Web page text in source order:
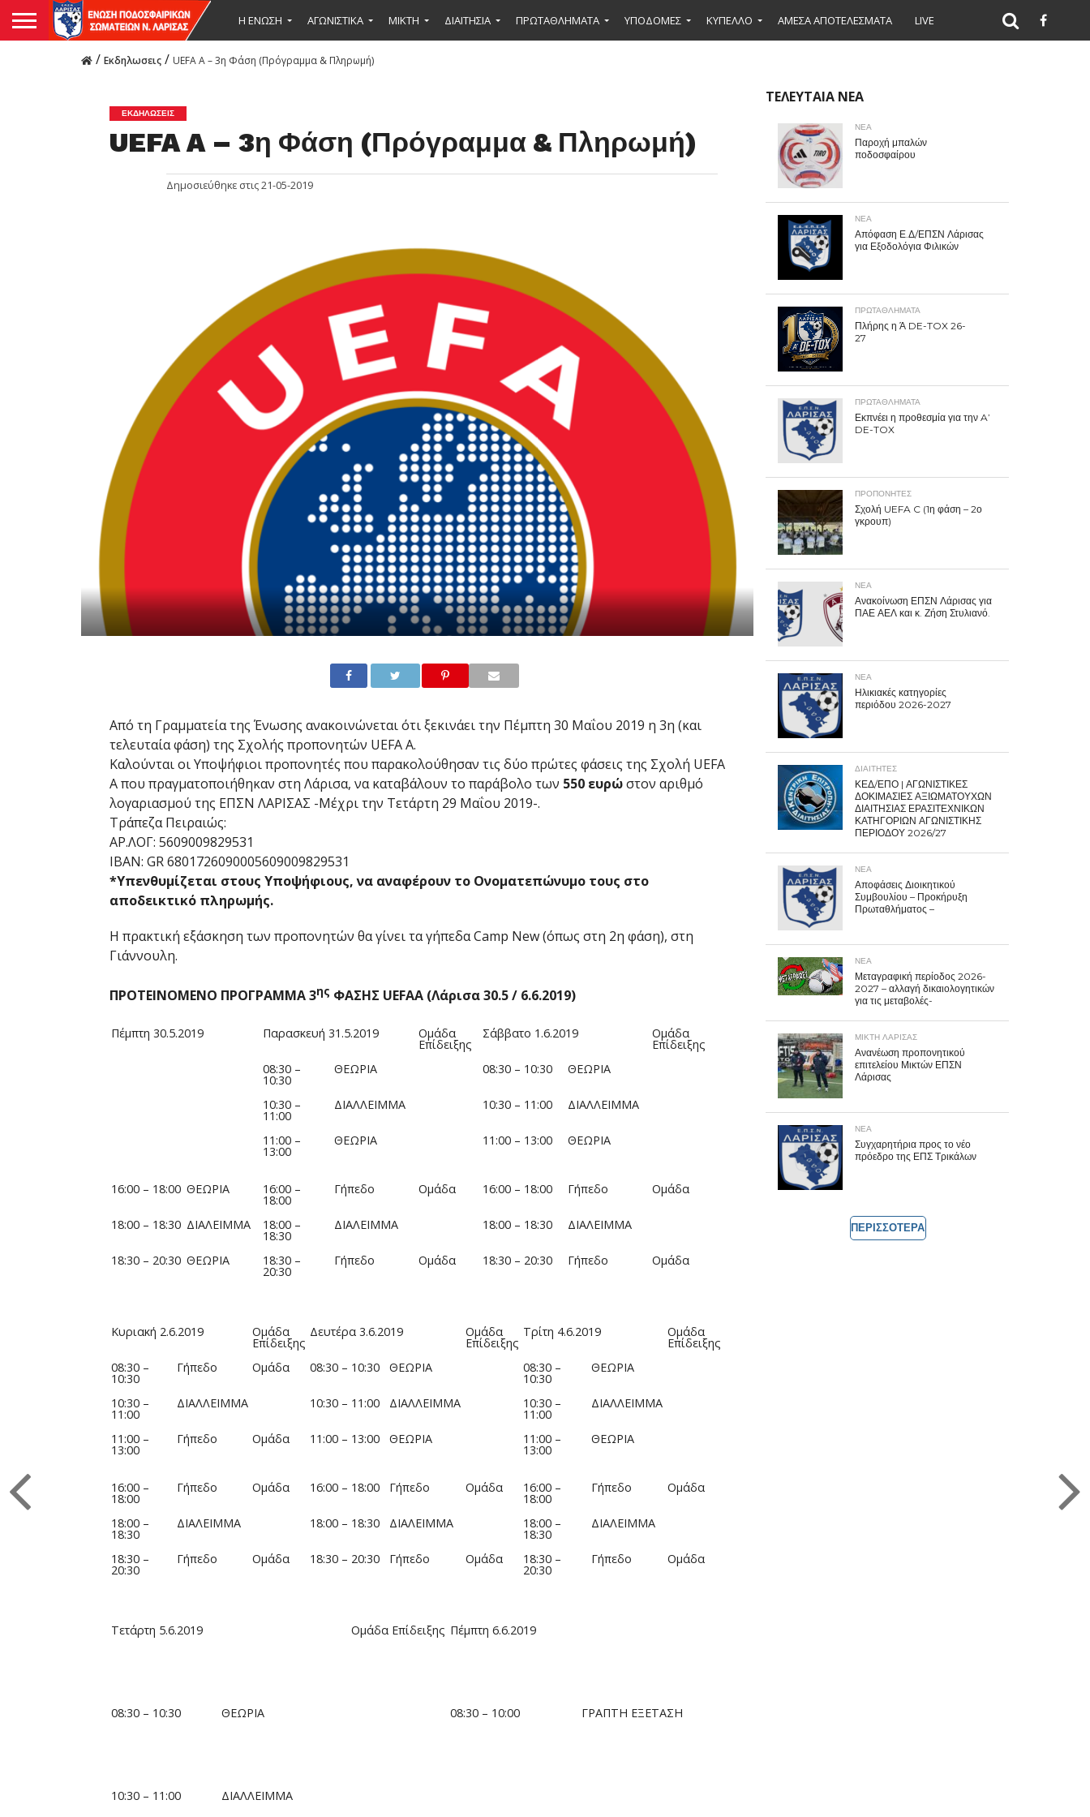
Η ΕΝΩΣΗ ΑΓΩΝΙΣΤΙΚΑ ΜΙΚΤΉ ΔΙΑΙΤΗΣΙΑ ΠΡΩΤΑΘΛΗΜΑΤΑ ΥΠΟΔΟΜΕΣ ΚΥΠΕΛΛΟ ΑΜΕΣΑ ΑΠΟΤΕΛΕΣΜΑΤΑ LIVE
/ Εκδηλωσεις / UEFA A – 3η Φάση (Πρόγραμμα & Πληρωμή)
ΕΚΔΗΛΩΣΕΙΣ
UEFA A – 3η Φάση (Πρόγραμμα & Πληρωμή)
Δημοσιεύθηκε στις21-05-2019
Από τη Γραμματεία της Ένωσης ανακοινώνεται ότι ξεκινάει την Πέμπτη 30 Μαΐου 2019 η 3η (και
τελευταία φάση) της Σχολής προπονητών UEFA A.
Καλούνται οι Υποψήφιοι προπονητές που παρακολούθησαν τις δύο πρώτες φάσεις της Σχολή UEFΑ
Α που πραγματοποιήθηκαν στη Λάρισα, να καταβάλουν το παράβολο των 550 ευρώστον αριθμό
λογαριασμού της ΕΠΣΝ ΛΑΡΙΣΑΣ -Μέχρι την Τετάρτη 29 Μαΐου 2019-.
Τράπεζα Πειραιώς:
ΑΡ.ΛΟΓ: 5609009829531
ΙΒΑΝ: GR 6801726090005609009829531
*Υπενθυμίζεται στους Υποψήφιους, να αναφέρουν το Ονοματεπώνυμο τους στο
αποδεικτικό πληρωμής.
Η πρακτική εξάσκηση των προπονητών θα γίνει τα γήπεδα Camp New (όπως στη 2η φάση), στη
Γιάννουλη.
ΠΡΟΤΕΙΝΟΜΕΝΟ ΠΡΟΓΡΑΜΜΑ 3ης ΦΑΣΗΣ UEFAA (Λάρισα 30.5 / 6.6.2019)
Πέμπτη 30.5.2019 Παρασκευή 31.5.2019 Ομάδα
Επίδειξης
Σάββατο 1.6.2019 Ομάδα
Επίδειξης
08:30 –
10:30
ΘΕΩΡΙΑ 08:30 – 10:30 ΘΕΩΡΙΑ
10:30 –
11:00
ΔΙΑΛΛΕΙΜΜΑ 10:30 – 11:00 ΔΙΑΛΛΕΙΜΜΑ
11:00 –
13:00
ΘΕΩΡΙΑ 11:00 – 13:00 ΘΕΩΡΙΑ
16:00 – 18:00 ΘΕΩΡΙΑ 16:00 –
18:00
Γήπεδο Ομάδα 16:00 – 18:00 Γήπεδο Ομάδα
18:00 – 18:30 ΔΙΑΛΕΙΜΜΑ 18:00 –
18:30
ΔΙΑΛΕΙΜΜΑ 18:00 – 18:30 ΔΙΑΛΕΙΜΜΑ
18:30 – 20:30 ΘΕΩΡΙΑ 18:30 –
20:30
Γήπεδο Ομάδα 18:30 – 20:30 Γήπεδο Ομάδα
Κυριακή 2.6.2019 Ομάδα
Επίδειξης
Δευτέρα 3.6.2019 Ομάδα
Επίδειξης
Τρίτη 4.6.2019 Ομάδα
Επίδειξης
08:30 –
10:30
Γήπεδο Ομάδα 08:30 – 10:30 ΘΕΩΡΙΑ 08:30 –
10:30
ΘΕΩΡΙΑ
10:30 –
11:00
ΔΙΑΛΛΕΙΜΜΑ 10:30 – 11:00 ΔΙΑΛΛΕΙΜΜΑ 10:30 –
11:00
ΔΙΑΛΛΕΙΜΜΑ
11:00 –
13:00
Γήπεδο Ομάδα 11:00 – 13:00 ΘΕΩΡΙΑ 11:00 –
13:00
ΘΕΩΡΙΑ
16:00 –
18:00
Γήπεδο Ομάδα 16:00 – 18:00 Γήπεδο Ομάδα 16:00 –
18:00
Γήπεδο Ομάδα
18:00 –
18:30
ΔΙΑΛΕΙΜΜΑ 18:00 – 18:30 ΔΙΑΛΕΙΜΜΑ 18:00 –
18:30
ΔΙΑΛΕΙΜΜΑ
18:30 –
20:30
Γήπεδο Ομάδα 18:30 – 20:30 Γήπεδο Ομάδα 18:30 –
20:30
Γήπεδο Ομάδα
Τετάρτη 5.6.2019 Ομάδα Επίδειξης Πέμπτη 6.6.2019
08:30 – 10:30 ΘΕΩΡΙΑ 08:30 – 10:00 ΓΡΑΠΤΗ ΕΞΕΤΑΣΗ
10:30 – 11:00 ΔΙΑΛΛΕΙΜΜΑ
ΤΕΛΕΥΤΑΙΑ ΝΕΑ
ΝΕΑ
Παροχή μπαλών
ποδοσφαίρου
ΝΕΑ
Απόφαση Ε.Δ/ΕΠΣΝ Λάρισας
για Εξοδολόγια Φιλικών
ΠΡΩΤΑΘΛΉΜΑΤΑ
Πλήρης η Ά DE-TOX 26-
27
ΠΡΩΤΑΘΛΉΜΑΤΑ
Εκπνέει η προθεσμία για την A’
DE-TOX
ΠΡΟΠΟΝΗΤΈΣ
Σχολή UEFA C (1η φάση – 2ο
γκρουπ)
ΝΕΑ
Ανακοίνωση ΕΠΣΝ Λάρισας για
ΠΑΕ ΑΕΛ και κ. Ζήση Στυλιανό.
ΝΕΑ
Ηλικιακές κατηγορίες
περιόδου 2026-2027
ΔΙΑΙΤΗΤΕΣ
ΚΕΔ/ΕΠΟ | ΑΓΩΝΙΣΤΙΚΕΣ
ΔΟΚΙΜΑΣΙΕΣ ΑΞΙΩΜΑΤΟΥΧΩΝ
ΔΙΑΙΤΗΣΙΑΣ ΕΡΑΣΙΤΕΧΝΙΚΩΝ
ΚΑΤΗΓΟΡΙΩΝ ΑΓΩΝΙΣΤΙΚΗΣ
ΠΕΡΙΟΔΟΥ 2026/27
ΝΕΑ
Αποφάσεις Διοικητικού
Συμβουλίου – Προκήρυξη
Πρωταθλήματος –
ΝΕΑ
Μεταγραφική περίοδος 2026-
2027 – αλλαγή δικαιολογητικών
για τις μεταβολές-
ΜΙΚΤΗ ΛΑΡΙΣΑΣ
Ανανέωση προπονητικού
επιτελείου Μικτών ΕΠΣΝ
Λάρισας
ΝΕΑ
Συγχαρητήρια προς το νέο
πρόεδρο της ΕΠΣ Τρικάλων
ΠΕΡΙΣΣΟΤΕΡΑ